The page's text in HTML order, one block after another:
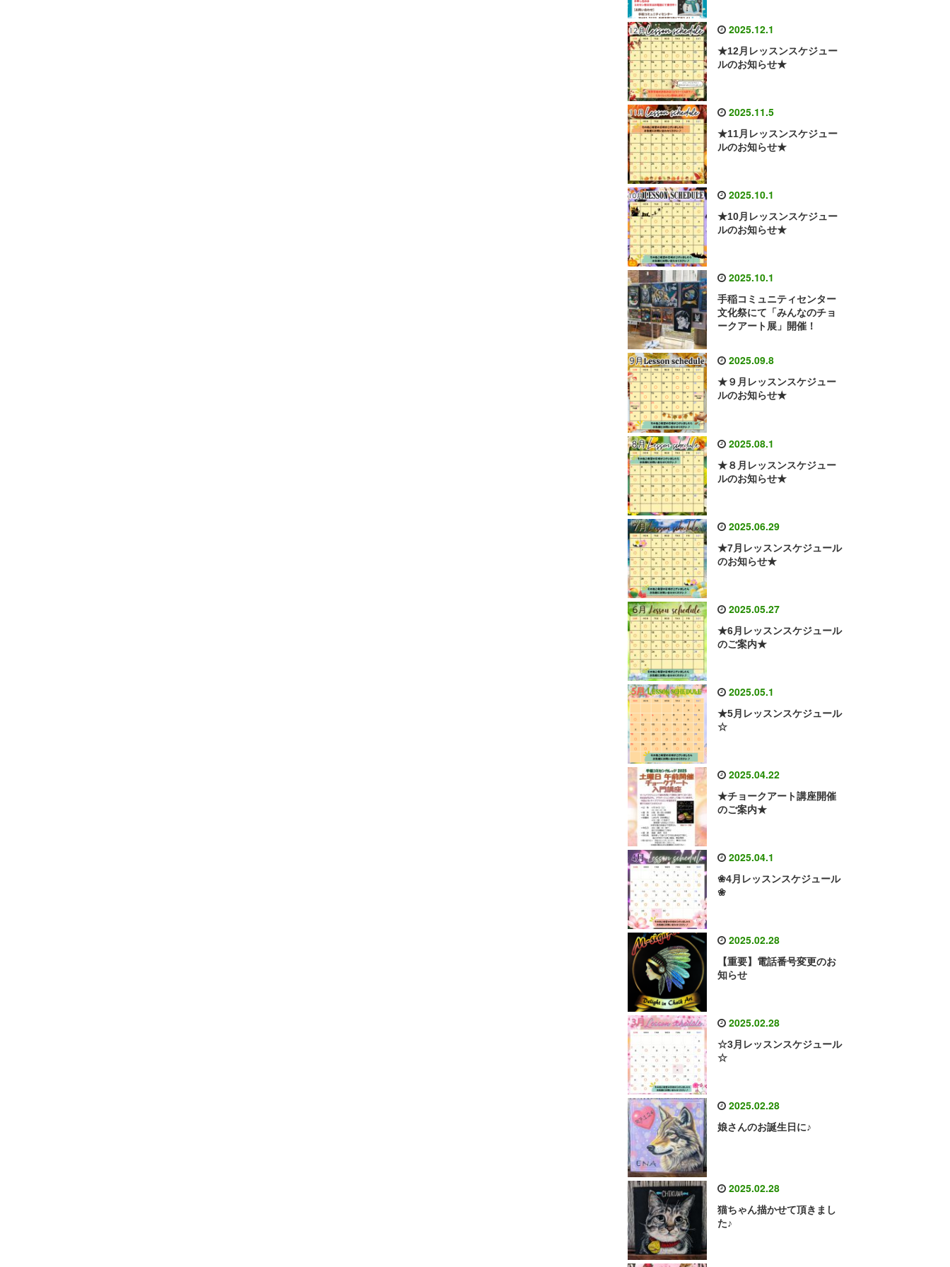
2025.12.1
★12月レッスンスケジュー
ルのお知らせ★
2025.11.5
★11月レッスンスケジュー
ルのお知らせ★
2025.10.1
★10月レッスンスケジュー
ルのお知らせ★
2025.10.1
手稲コミュニティセンター
文化祭にて「みんなのチョ
ークアート展」開催！
2025.09.8
★９月レッスンスケジュー
ルのお知らせ★
2025.08.1
★８月レッスンスケジュー
ルのお知らせ★
2025.06.29
★7月レッスンスケジュール
のお知らせ★
2025.05.27
★6月レッスンスケジュール
のご案内★
2025.05.1
★5月レッスンスケジュール
☆
2025.04.22
★チョークアート講座開催
のご案内★
2025.04.1
❀4月レッスンスケジュール
❀
2025.02.28
【重要】電話番号変更のお
知らせ
2025.02.28
☆3月レッスンスケジュール
☆
2025.02.28
娘さんのお誕生日に♪
2025.02.28
猫ちゃん描かせて頂きまし
た♪